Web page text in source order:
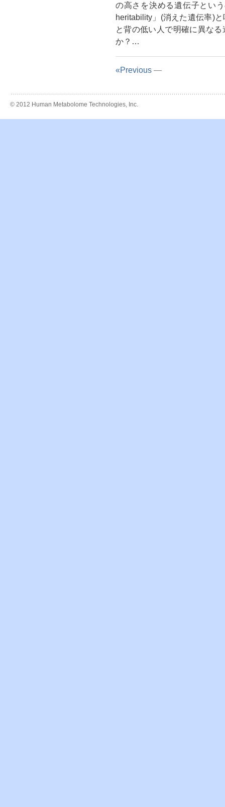
の高さを決める遺伝子とい
heritability」(消えた遺伝率)
と背の低い人で明確に異な
か？…
«Previous —
© 2012 Human Metabolome Technologies, Inc.